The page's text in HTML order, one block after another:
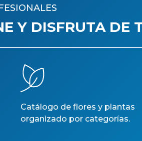
catálogos Política
© Todos los derechos
Y DISFRUTA DE
Catálogo de flores y plantas
organizado por categorías.